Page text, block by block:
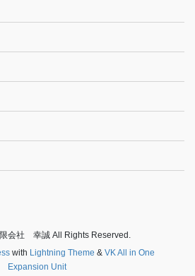
会社 幸誠 All Rights Reserved.
with Lightning Theme & VK All in One
Expansion Unit